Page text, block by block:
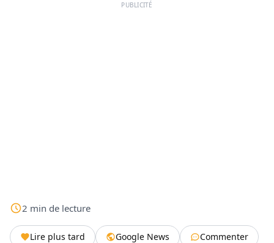
PUBLICITÉ
2 min de lecture
Lire plus tard Google News
Commenter